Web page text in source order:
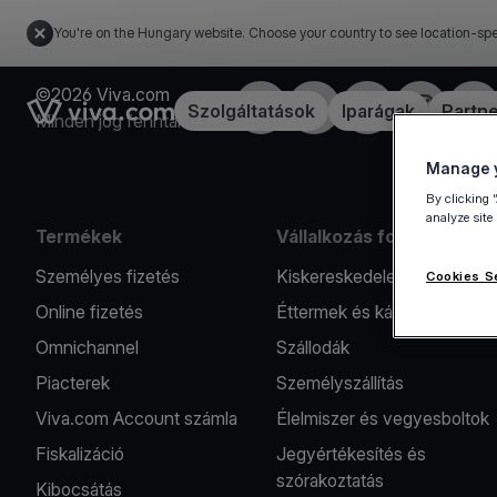
You're on the Hungary website. Choose your country to see location-
Link to the homepageSzolgáltatások Iparágak
©2026 Viva.com
Minden jog fenntartva
FacebookTwitterLinkedInInstagram
Termékek
Személyes fizetés
Online fizetés
Omnichannel
Piacterek
Viva.com Account számla
Fiskalizáció
Kibocsátás
Vállalkozás formák
Kiskereskedelem
Éttermek és kávézók
Szállodák
Személyszállítás
Élelmiszer és vegyesboltok
Jegyértékesítés és
szórakoztatás
Manage
By clicking
analyze
Cookies